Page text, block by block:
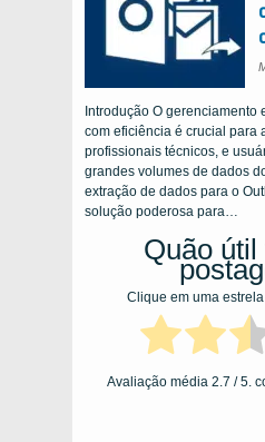
Introdução O gerenciamento
com eficiência é crucial para
profissionais técnicos, e
grandes volumes de dados
extração de dados para o
solução poderosa para…
Quão
Clique em uma
Avaliação média 2.7 / 5.